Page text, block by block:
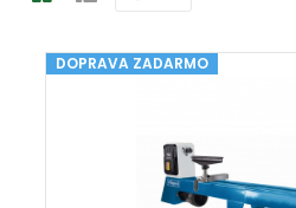
DOPRAVA ZADARMO